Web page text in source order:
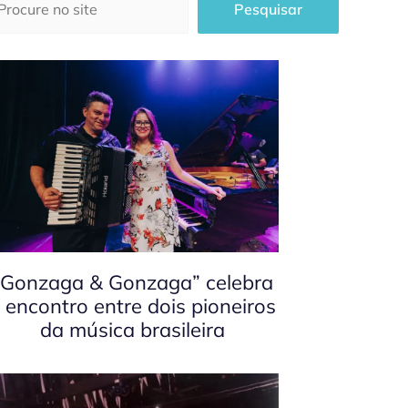
Pesquisar
& Gonzaga” celebra
encontro entre dois pioneiros
da música brasileira